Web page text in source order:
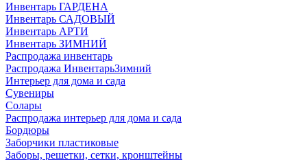
Инвентарь ГАРДЕНА
Инвентарь САДОВЫЙ
Инвентарь АРТИ
Инвентарь ЗИМНИЙ
Распродажа инвентарь
Распродажа ИнвентарьЗимний
Интерьер для дома и сада
Сувениры
Солары
Распродажа интерьер для дома и сада
Бордюры
Заборчики пластиковые
Заборы, решетки, сетки, кронштейны